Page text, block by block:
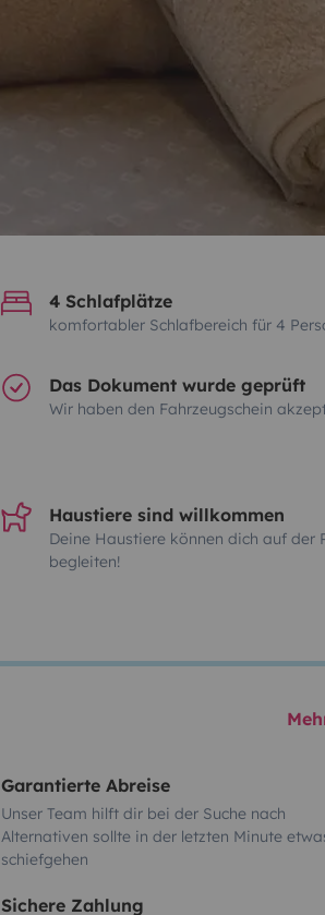
4 Schlafplätze
komfortabler Schlafbereich für 4
Das Dokument wurde geprüft
Wir haben den Fahrzeugschein
Haustiere sind willkommen
Deine Haustiere können dich auf der
begleiten!
Garantierte Abreise
Unser Team hilft dir bei der Suche nach
Alternativen sollte in der letzten Minute
schiefgehen
Sichere Zahlung